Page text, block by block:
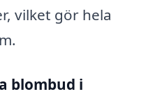
vilket gör hela
blombud i